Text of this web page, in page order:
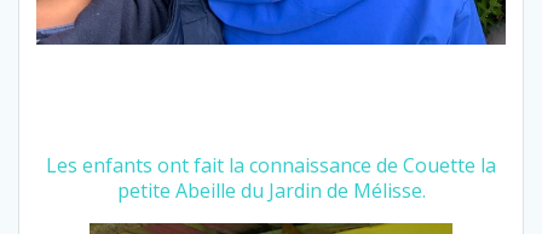
Les enfants ont fait la connaissance de Couette la
petite Abeille du Jardin de Mélisse.